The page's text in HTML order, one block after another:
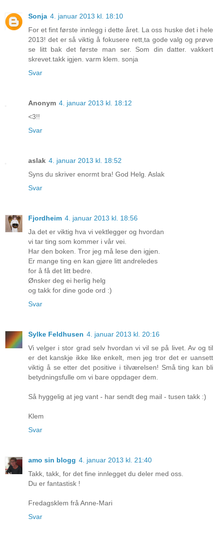
Sonja 4. januar 2013 kl. 18:10
For et fint første innlegg i dette året. La oss huske det i hele
2013! det er så viktig å fokusere rett,ta gode valg og prøve
se litt bak det første man ser. Som din datter. vakkert
skrevet.takk igjen. varm klem. sonja
Svar
Anonym 4. januar 2013 kl. 18:12
<3!!
Svar
aslak 4. januar 2013 kl. 18:52
Syns du skriver enormt bra! God Helg. Aslak
Svar
Fjordheim 4. januar 2013 kl. 18:56
Ja det er viktig hva vi vektlegger og hvordan
vi tar ting som kommer i vår vei.
Har den boken. Tror jeg må lese den igjen.
Er mange ting en kan gjøre litt andreledes
for å få det litt bedre.
Ønsker deg ei herlig helg
og takk for dine gode ord :)
Svar
Sylke Feldhusen 4. januar 2013 kl. 20:16
Vi velger i stor grad selv hvordan vi vil se på livet. Av og til
er det kanskje ikke like enkelt, men jeg tror det er uansett
viktig å se etter det positive i tilværelsen! Små ting kan bli
betydningsfulle om vi bare oppdager dem.
Så hyggelig at jeg vant - har sendt deg mail - tusen takk :)
Klem
Svar
amo sin blogg 4. januar 2013 kl. 21:40
Takk, takk, for det fine innlegget du deler med oss.
Du er fantastisk !
Fredagsklem frå Anne-Mari
Svar